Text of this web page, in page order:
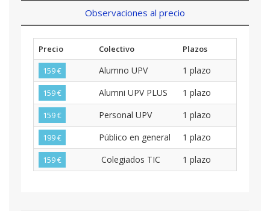
Observaciones al precio
Precio Colectivo
Plazos
159 €
Alumno UPV 1 plazo
159 € Alumni UPV PLUS 1 plazo
159 € Personal UPV 1 plazo
199 € Público en general 1 plazo
159 € Colegiados TIC 1 plazo